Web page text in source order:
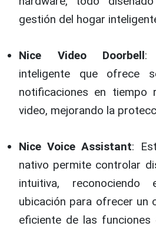
gestión del hogar
Nice Video Doorbell:
inteligente que ofrece
notificaciones en tiempo
video, mejorando la
Nice Voice Assistant:
nativo permite controlar
intuitiva,
ubicación para ofrecer un
eficiente de las